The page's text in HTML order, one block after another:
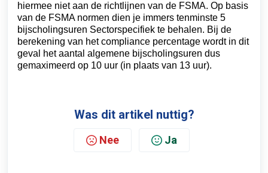
hiermee niet aan de richtlijnen van de FSMA. Op basis
van de FSMA normen dien je immers tenminste 5
bijscholingsuren Sectorspecifiek te behalen. Bij de
berekening van het compliance percentage wordt in dit
geval het aantal algemene bijscholingsuren dus
gemaximeerd op 10 uur (in plaats van 13 uur).
Was dit artikel nuttig?
Nee Ja